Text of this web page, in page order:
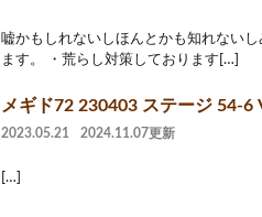
嘘かもしれないしほんとかも知れない
ます。 ・荒らし対策しております[…]
メギド72 230403 ステージ 54-
2023.05.21 2024.11.07更新
[…]